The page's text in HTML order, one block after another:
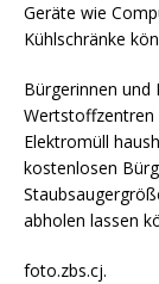
Geräte wie
Kühlschränke
Bürgerinnen und
Wertstoffzentren
Elektromüll
kostenlosen
abholen lassen
foto.zbs.cj.